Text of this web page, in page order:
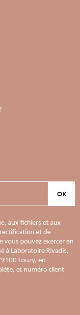
OK
aux fichiers et aux
et de
vous pouvez exercer en
à Laboratoire Rivadis,
Louzy, en
et numéro client